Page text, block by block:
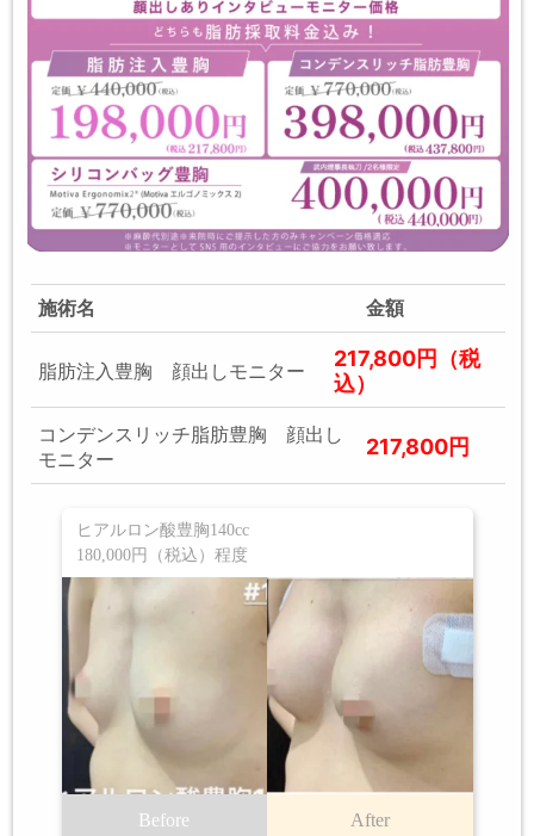
施術名 金額
脂肪注入豊胸 顔出しモニター
217,800円（税
込）
コンデンスリッチ脂肪豊胸 顔出し
モニター
217,800円
ヒアルロン酸豊胸140cc
180,000円（税込）程度
Before After